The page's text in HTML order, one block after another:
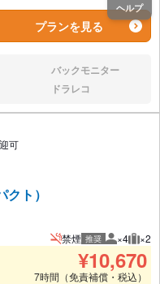
プランを見る
なし:バックモニター
なし:ドラレコ
可
ト）
禁煙 推奨 推奨人数
×4 推
×2
¥10,670
7時間（免責補償・税込）
ヘルプ